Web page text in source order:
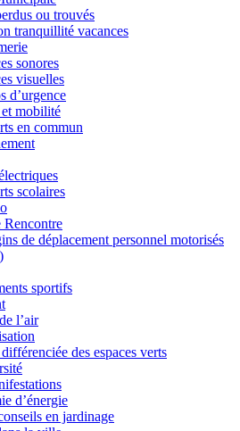
ou trouvés
tranquillité vacances
sonores
visuelles
d’urgence
mobilité
en commun
scolaires
Rencontre
de déplacement personnel motorisés
sportifs
l’air
des espaces verts
d’énergie
en jardinage